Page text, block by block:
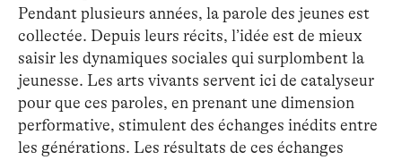
Pendant plusieurs années, la parole des jeunes est
collectée. Depuis leurs récits, l’idée est de mieux
saisir les dynamiques sociales qui surplombent la
jeunesse. Les arts vivants servent ici de catalyseur
pour que ces paroles, en prenant une dimension
performative, stimulent des échanges inédits entre
les générations. Les résultats de ces échanges